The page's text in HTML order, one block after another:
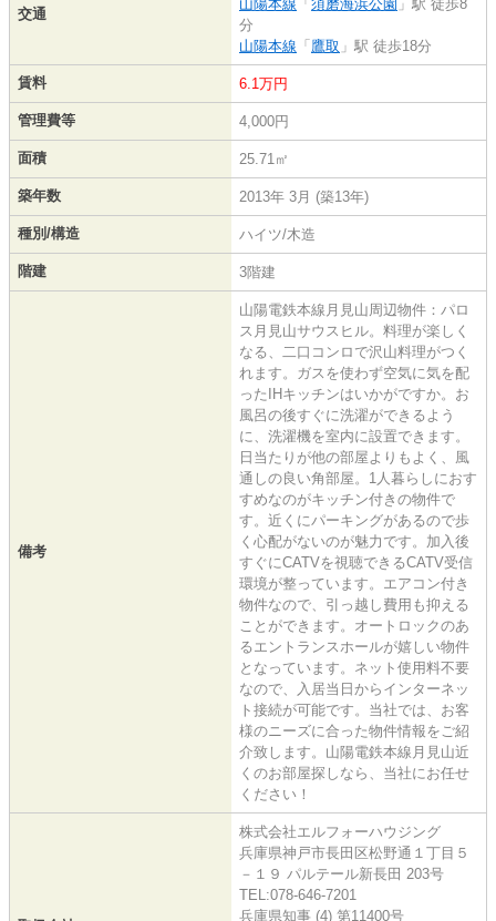
交通
山陽本線 「須磨海浜公園 」駅 徒歩8
分
山陽本線 「鷹取 」駅 徒歩18分
賃料 6.1万円
管理費等 4,000円
面積 25.71㎡
築年数 2013年 3月 (築13年)
種別/構造 ハイツ/木造
階建 3階建
備考
山陽電鉄本線月見山周辺物件：パロ
ス月見山サウスヒル。料理が楽しく
なる、二口コンロで沢山料理がつく
れます。ガスを使わず空気に気を配
ったIHキッチンはいかがですか。お
風呂の後すぐに洗濯ができるよう
に、洗濯機を室内に設置できます。
日当たりが他の部屋よりもよく、風
通しの良い角部屋。1人暮らしにおす
すめなのがキッチン付きの物件で
す。近くにパーキングがあるので歩
く心配がないのが魅力です。加入後
すぐにCATVを視聴できるCATV受信
環境が整っています。エアコン付き
物件なので、引っ越し費用も抑える
ことができます。オートロックのあ
るエントランスホールが嬉しい物件
となっています。ネット使用料不要
なので、入居当日からインターネッ
ト接続が可能です。当社では、お客
様のニーズに合った物件情報をご紹
介致します。山陽電鉄本線月見山近
くのお部屋探しなら、当社にお任せ
ください！
株式会社エルフォーハウジング
兵庫県神戸市長田区松野通１丁目５
－１９ パルテール新長田 203号
TEL:078-646-7201
兵庫県知事 (4) 第11400号